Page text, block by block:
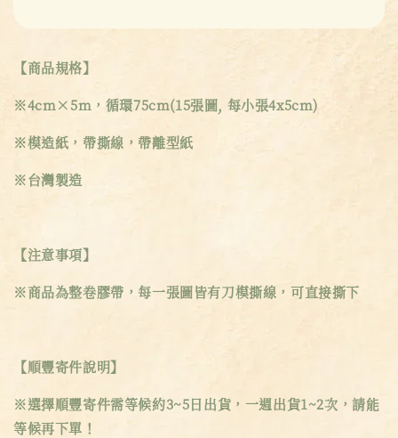
【商品規格】
※4cm×5m，循環75cm(15張圖, 每小張4x5cm)
※模造紙，帶撕線，帶離型紙
※台灣製造
【注意事項】
※商品為整卷膠帶，每一張圖皆有刀模撕線，可直接撕下
【順豐寄件說明】
※選擇順豐寄件需等候約3~5日出貨，一週出貨1~2次，請能
等候再下單！